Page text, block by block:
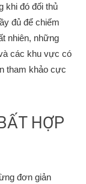
khi đó đối thủ
đủ để chiếm
nhiên, những
các khu vực có
tham khảo cực
HỢP
đơn giản